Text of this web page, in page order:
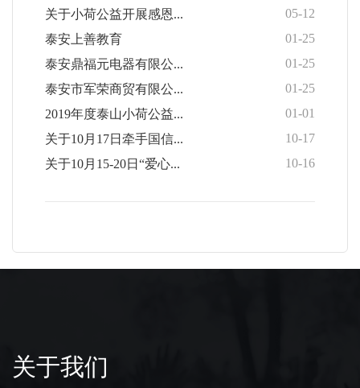
关于小荷公益开展感恩...
05-12
泰安上善教育
01-25
泰安鼎福元电器有限公...
01-25
泰安市军荣商贸有限公...
01-25
2019年度泰山小荷公益...
01-01
关于10月17日牵手国信...
10-17
关于10月15-20日“爱心...
10-16
关于我们